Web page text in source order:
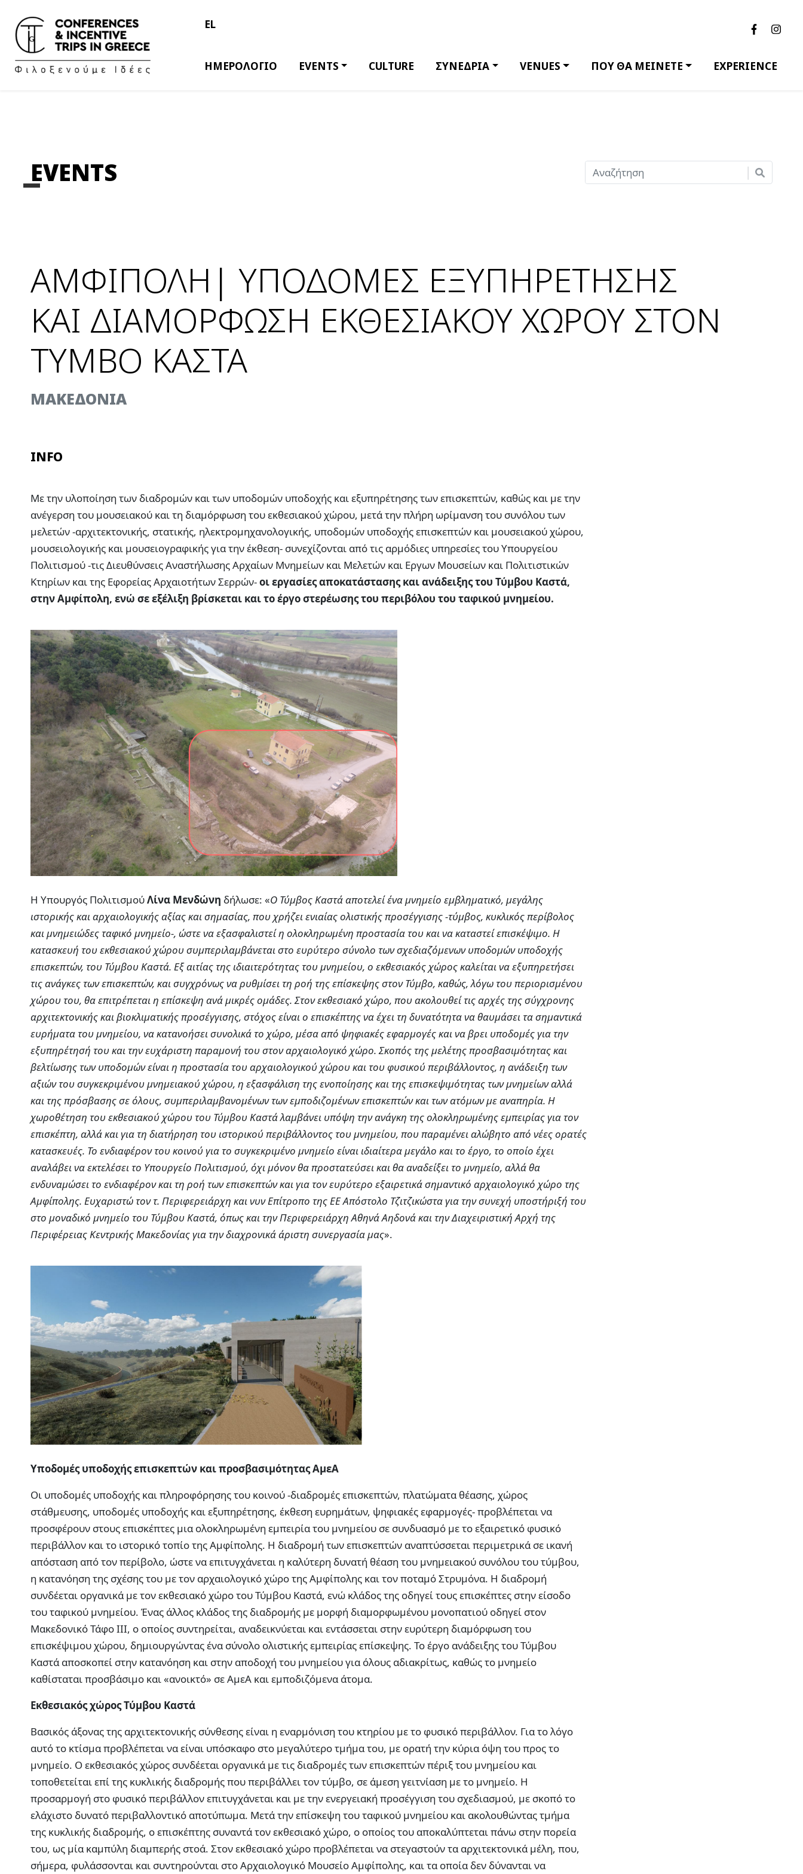
EL
ΗΜΕΡΟΛΟΓΙΟ EVENTS CULTURE ΣΥΝΕΔΡΙΑ VENUES ΠΟΥ ΘΑ ΜΕΙΝΕΤΕ EXPERIENCE
EVENTS
ΑΜΦΙΠΟΛΗ| ΥΠΟΔΟΜΕΣ ΕΞΥΠΗΡΕΤΗΣΗΣ
ΚΑΙ ΔΙΑΜΟΡΦΩΣΗ ΕΚΘΕΣΙΑΚΟΥ ΧΩΡΟΥ ΣΤΟΝ
ΤΥΜΒΟ ΚΑΣΤΑ
ΜΑΚΕΔΟΝΙΑ
INFO
Με την υλοποίηση των διαδρομών και των υποδομών υποδοχής και εξυπηρέτησης των επισκεπτών, καθώς και με την
ανέγερση του μουσειακού και τη διαμόρφωση του εκθεσιακού χώρου, μετά την πλήρη ωρίμανση του συνόλου των
μελετών -αρχιτεκτονικής, στατικής, ηλεκτρομηχανολογικής, υποδομών υποδοχής επισκεπτών και μουσειακού χώρου,
μουσειολογικής και μουσειογραφικής για την έκθεση- συνεχίζονται από τις αρμόδιες υπηρεσίες του Υπουργείου
Πολιτισμού -τις Διευθύνσεις Αναστήλωσης Αρχαίων Μνημείων και Μελετών και Εργων Μουσείων και Πολιτιστικών
Κτηρίων και της Εφορείας Αρχαιοτήτων Σερρών-οι εργασίες αποκατάστασης και ανάδειξης του Τύμβου Καστά,
στην Αμφίπολη, ενώ σε εξέλιξη βρίσκεται και το έργο στερέωσης του περιβόλου του ταφικού μνημείου.
Η Υπουργός ΠολιτισμούΛίνα Μενδώνη δήλωσε: «Ο Τύμβος Καστά αποτελεί ένα μνημείο εμβληματικό, μεγάλης
ιστορικής και αρχαιολογικής αξίας και σημασίας, που χρήζει ενιαίας ολιστικής προσέγγισης -τύμβος, κυκλικός περίβολος
και μνημειώδες ταφικό μνημείο-, ώστε να εξασφαλιστεί η ολοκληρωμένη προστασία του και να καταστεί επισκέψιμο. Η
κατασκευή του εκθεσιακού χώρου συμπεριλαμβάνεται στο ευρύτερο σύνολο των σχεδιαζόμενων υποδομών υποδοχής
επισκεπτών, του Τύμβου Καστά. Εξ αιτίας της ιδιαιτερότητας του μνημείου, ο εκθεσιακός χώρος καλείται να εξυπηρετήσει
τις ανάγκες των επισκεπτών, και συγχρόνως να ρυθμίσει τη ροή της επίσκεψης στον Τύμβο, καθώς, λόγω του περιορισμένου
χώρου του, θα επιτρέπεται η επίσκεψη ανά μικρές ομάδες. Στον εκθεσιακό χώρο, που ακολουθεί τις αρχές της σύγχρονης
αρχιτεκτονικής και βιοκλιματικής προσέγγισης, στόχος είναι ο επισκέπτης να έχει τη δυνατότητα να θαυμάσει τα σημαντικά
ευρήματα του μνημείου, να κατανοήσει συνολικά το χώρο, μέσα από ψηφιακές εφαρμογές και να βρει υποδομές για την
εξυπηρέτησή του και την ευχάριστη παραμονή του στον αρχαιολογικό χώρο. Σκοπός της μελέτης προσβασιμότητας και
βελτίωσης των υποδομών είναι η προστασία του αρχαιολογικού χώρου και του φυσικού περιβάλλοντος, η ανάδειξη των
αξιών του συγκεκριμένου μνημειακού χώρου, η εξασφάλιση της ενοποίησης και της επισκεψιμότητας των μνημείων αλλά
και της πρόσβασης σε όλους, συμπεριλαμβανομένων των εμποδιζομένων επισκεπτών και των ατόμων με αναπηρία. Η
χωροθέτηση του εκθεσιακού χώρου του Τύμβου Καστά λαμβάνει υπόψη την ανάγκη της ολοκληρωμένης εμπειρίας για τον
επισκέπτη, αλλά και για τη διατήρηση του ιστορικού περιβάλλοντος του μνημείου, που παραμένει αλώβητο από νέες ορατές
κατασκευές. Το ενδιαφέρον του κοινού για το συγκεκριμένο μνημείο είναι ιδιαίτερα μεγάλο και το έργο, το οποίο έχει
αναλάβει να εκτελέσει το Υπουργείο Πολιτισμού, όχι μόνον θα προστατεύσει και θα αναδείξει το μνημείο, αλλά θα
ενδυναμώσει το ενδιαφέρον και τη ροή των επισκεπτών και για τον ευρύτερο εξαιρετικά σημαντικό αρχαιολογικό χώρο της
Αμφίπολης. Ευχαριστώ τον τ. Περιφερειάρχη και νυν Επίτροπο της ΕΕ Απόστολο Τζιτζικώστα για την συνεχή υποστήριξή του
στο μοναδικό μνημείο του Τύμβου Καστά, όπως και την Περιφερειάρχη Αθηνά Αηδονά και την Διαχειριστική Αρχή της
Περιφέρειας Κεντρικής Μακεδονίας για την διαχρονικά άριστη συνεργασία μας».
Υποδομές υποδοχής επισκεπτών και προσβασιμότητας ΑμεΑ
Οι υποδομές υποδοχής και πληροφόρησης του κοινού -διαδρομές επισκεπτών, πλατώματα θέασης, χώρος
στάθμευσης, υποδομές υποδοχής και εξυπηρέτησης, έκθεση ευρημάτων, ψηφιακές εφαρμογές- προβλέπεται να
προσφέρουν στους επισκέπτες μια ολοκληρωμένη εμπειρία του μνημείου σε συνδυασμό με το εξαιρετικό φυσικό
περιβάλλον και το ιστορικό τοπίο της Αμφίπολης. Η διαδρομή των επισκεπτών αναπτύσσεται περιμετρικά σε ικανή
απόσταση από τον περίβολο, ώστε να επιτυγχάνεται η καλύτερη δυνατή θέαση του μνημειακού συνόλου του τύμβου,
η κατανόηση της σχέσης του με τον αρχαιολογικό χώρο της Αμφίπολης και τον ποταμό Στρυμόνα. Η διαδρομή
συνδέεται οργανικά με τον εκθεσιακό χώρο του Τύμβου Καστά, ενώ κλάδος της οδηγεί τους επισκέπτες στην είσοδο
του ταφικού μνημείου. Ένας άλλος κλάδος της διαδρομής με μορφή διαμορφωμένου μονοπατιού οδηγεί στον
Μακεδονικό Τάφο ΙΙΙ, ο οποίος συντηρείται, αναδεικνύεται και εντάσσεται στην ευρύτερη διαμόρφωση του
επισκέψιμου χώρου, δημιουργώντας ένα σύνολο ολιστικής εμπειρίας επίσκεψης. Το έργο ανάδειξης του Τύμβου
Καστά αποσκοπεί στην κατανόηση και στην αποδοχή του μνημείου για όλους αδιακρίτως, καθώς το μνημείο
καθίσταται προσβάσιμο και «ανοικτό» σε ΑμεΑ και εμποδιζόμενα άτομα.
Εκθεσιακός χώρος Τύμβου Καστά
Βασικός άξονας της αρχιτεκτονικής σύνθεσης είναι η εναρμόνιση του κτηρίου με το φυσικό περιβάλλον. Για το λόγο
αυτό το κτίσμα προβλέπεται να είναι υπόσκαφο στο μεγαλύτερο τμήμα του, με ορατή την κύρια όψη του προς το
μνημείο. Ο εκθεσιακός χώρος συνδέεται οργανικά με τις διαδρομές των επισκεπτών πέριξ του μνημείου και
τοποθετείται επί της κυκλικής διαδρομής που περιβάλλει τον τύμβο, σε άμεση γειτνίαση με το μνημείο. Η
προσαρμογή στο φυσικό περιβάλλον επιτυγχάνεται και με την ενεργειακή προσέγγιση του σχεδιασμού, με σκοπό το
ελάχιστο δυνατό περιβαλλοντικό αποτύπωμα. Μετά την επίσκεψη του ταφικού μνημείου και ακολουθώντας τμήμα
της κυκλικής διαδρομής, ο επισκέπτης συναντά τον εκθεσιακό χώρο, ο οποίος του αποκαλύπτεται πάνω στην πορεία
του, ως μία καμπύλη διαμπερής στοά. Στον εκθεσιακό χώρο προβλέπεται να στεγαστούν τα αρχιτεκτονικά μέλη, που,
σήμερα, φυλάσσονται και συντηρούνται στο Αρχαιολογικό Μουσείο Αμφίπολης, και τα οποία δεν δύνανται να